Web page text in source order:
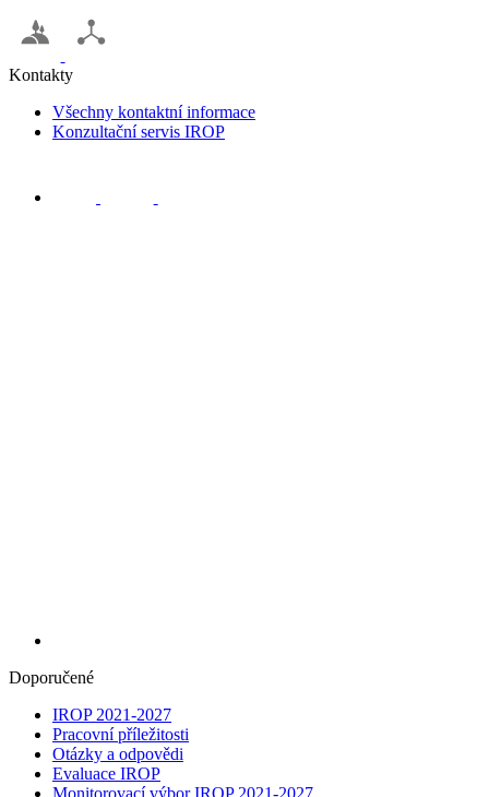
Kontakty
Všechny kontaktní informace
Konzultační servis IROP
Doporučené
IROP 2021-2027
Pracovní příležitosti
Otázky a odpovědi
Evaluace IROP
Monitorovací výbor IROP 2021-2027